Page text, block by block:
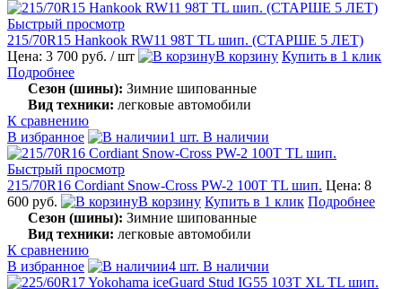
Быстрый просмотр
215/70R15 Hankook RW11 98T TL шип. (СТАРШЕ 5 ЛЕТ)
Цена: 3 700 руб. / шт В корзину Купить в 1 клик
Подробнее
Сезон (шины): Зимние шипованные
Вид техники: легковые автомобили
К сравнению
В избранное
1 шт. В наличии
Быстрый просмотр
215/70R16 Cordiant Snow-Cross PW-2 100T TL шип. Цена: 8
600 руб.
В корзину Купить в 1 клик Подробнее
Сезон (шины): Зимние шипованные
Вид техники: легковые автомобили
К сравнению
В избранное
4 шт. В наличии